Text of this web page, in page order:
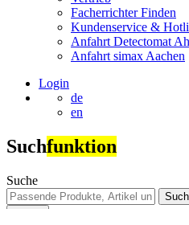
Facherrichter Finden
Kundenservice &
Anfahrt Detectomat
Anfahrt simax Aachen
Login
de
en
Suchfunktion
Suche